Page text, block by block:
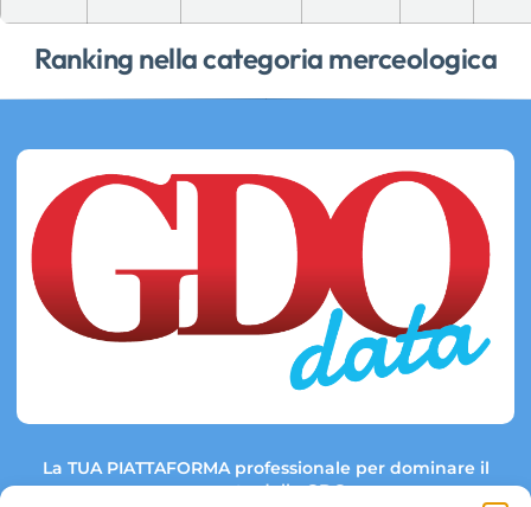
Ranking nella categoria merceologica
La TUA PIATTAFORMA professionale per dominare il
mercato della GDO.